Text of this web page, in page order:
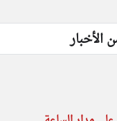
الأخبار